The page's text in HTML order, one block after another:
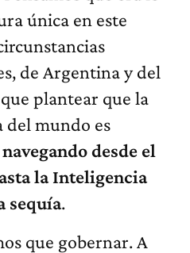
única en este
de Argentina y del
plantear que la
del mundo es
desde el
la Inteligencia
sequía.
que gobernar. A